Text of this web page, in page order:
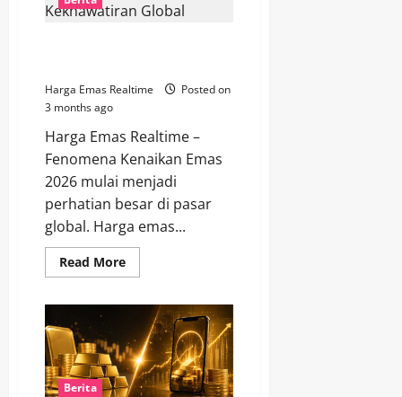
Faktor
Harga Emas Realtime
Posted on
3 months ago
Harga Emas Realtime –
Fenomena Kenaikan Emas
2026 mulai menjadi
perhatian besar di pasar
global. Harga emas...
Read MoreRead
more
Kenaikan
Emas
2026
Picu
Kekhawatiran
Global
Berita